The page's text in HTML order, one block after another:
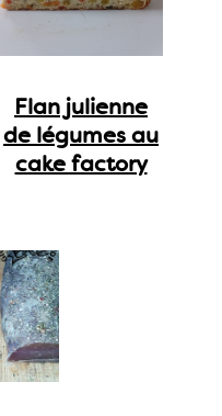
Flan julienne
de légumes au
cake factory